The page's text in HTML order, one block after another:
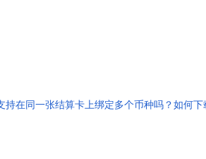
持在同一张结算卡上绑定多个币种吗？如何下